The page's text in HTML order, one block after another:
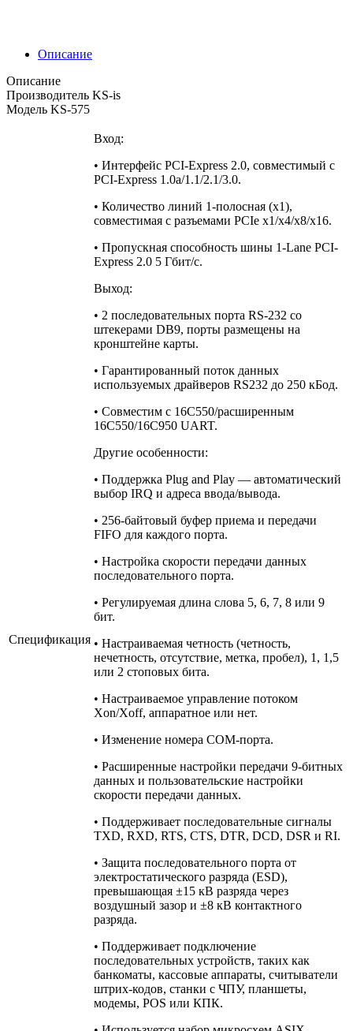
Описание
Описание
Производитель KS-is
Модель KS-575
Спецификация
Вход:
• Интерфейс PCI-Express 2.0, совместимый с
PCI-Express 1.0a/1.1/2.1/3.0.
• Количество линий 1-полосная (x1),
совместимая с разъемами PCIe x1/x4/x8/x16.
• Пропускная способность шины 1-Lane PCI-
Express 2.0 5 Гбит/с.
Выход:
• 2 последовательных порта RS-232 со
штекерами DB9, порты размещены на
кронштейне карты.
• Гарантированный поток данных
используемых драйверов RS232 до 250 кБод.
• Совместим с 16C550/расширенным
16C550/16C950 UART.
Другие особенности:
• Поддержка Plug and Play — автоматический
выбор IRQ и адреса ввода/вывода.
• 256-байтовый буфер приема и передачи
FIFO для каждого порта.
• Настройка скорости передачи данных
последовательного порта.
• Регулируемая длина слова 5, 6, 7, 8 или 9
бит.
• Настраиваемая четность (четность,
нечетность, отсутствие, метка, пробел), 1, 1,5
или 2 стоповых бита.
• Настраиваемое управление потоком
Xon/Xoff, аппаратное или нет.
• Изменение номера COM-порта.
• Расширенные настройки передачи 9-битных
данных и пользовательские настройки
скорости передачи данных.
• Поддерживает последовательные сигналы
TXD, RXD, RTS, CTS, DTR, DCD, DSR и RI.
• Защита последовательного порта от
электростатического разряда (ESD),
превышающая ±15 кВ разряда через
воздушный зазор и ±8 кВ контактного
разряда.
• Поддерживает подключение
последовательных устройств, таких как
банкоматы, кассовые аппараты, считыватели
штрих-кодов, станки с ЧПУ, планшеты,
модемы, POS или КПК.